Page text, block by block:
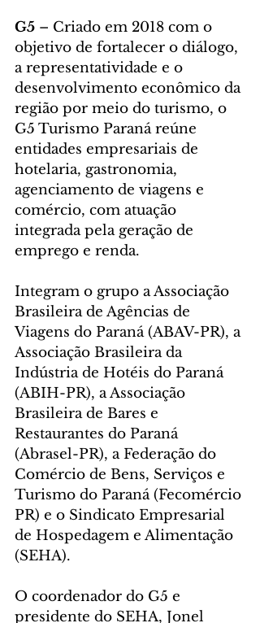
G5 – Criado em 2018 com o
objetivo de fortalecer o diálogo,
a representatividade e o
desenvolvimento econômico da
região por meio do turismo, o
G5 Turismo Paraná reúne
entidades empresariais de
hotelaria, gastronomia,
agenciamento de viagens e
comércio, com atuação
integrada pela geração de
emprego e renda.
Integram o grupo a Associação
Brasileira de Agências de
Viagens do Paraná (ABAV-PR), a
Associação Brasileira da
Indústria de Hotéis do Paraná
(ABIH-PR), a Associação
Brasileira de Bares e
Restaurantes do Paraná
(Abrasel-PR), a Federação do
Comércio de Bens, Serviços e
Turismo do Paraná (Fecomércio
PR) e o Sindicato Empresarial
de Hospedagem e Alimentação
(SEHA).
O coordenador do G5 e
presidente do SEHA, Jonel